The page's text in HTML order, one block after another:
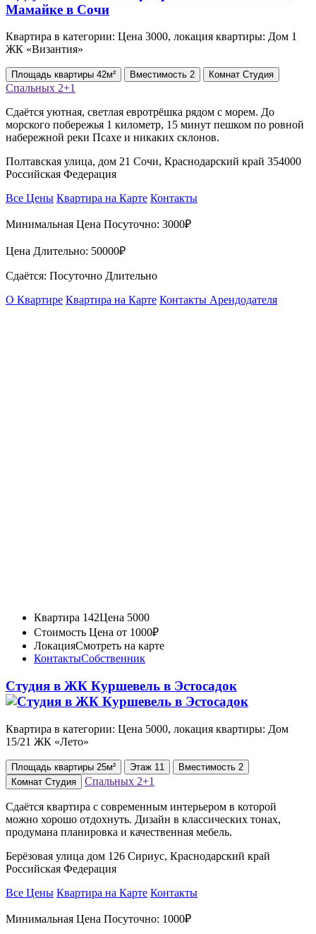
Квартира в категории: Цена 3000, локация квартиры: Дом 1
ЖК «Византия»
Площадь квартиры 42м² Вместимость 2 Комнат Студия
Спальных 2+1
Сдаётся уютная, светлая евротрёшка рядом с морем. До
морского побережья 1 километр, 15 минут пешком по ровной
набережной реки Псахе и никаких склонов.
Полтавская улица, дом 21 Сочи, Краснодарский край 354000
Российская Федерация
Все Цены Квартира на Карте Контакты
Минимальная Цена Посуточно: 3000₽
Цена Длительно: 50000₽
Сдаётся: Посуточно Длительно
О Квартире Квартира на Карте Контакты Арендодателя
Квартира 142Цена 5000
Стоимость Цена от 1000₽
ЛокацияСмотреть на карте
КонтактыСобственник
Студия в ЖК Куршевель в Эстосадок
Квартира в категории: Цена 5000, локация квартиры: Дом
15/21 ЖК «Лето»
Площадь квартиры 25м² Этаж 11 Вместимость 2
Комнат Студия Спальных 2+1
Сдаётся квартира с современным интерьером в которой
можно хорошо отдохнуть. Дизайн в классических тонах,
продумана планировка и качественная мебель.
Берёзовая улица дом 126 Сириус, Краснодарский край
Российская Федерация
Все Цены Квартира на Карте Контакты
Минимальная Цена Посуточно: 1000₽